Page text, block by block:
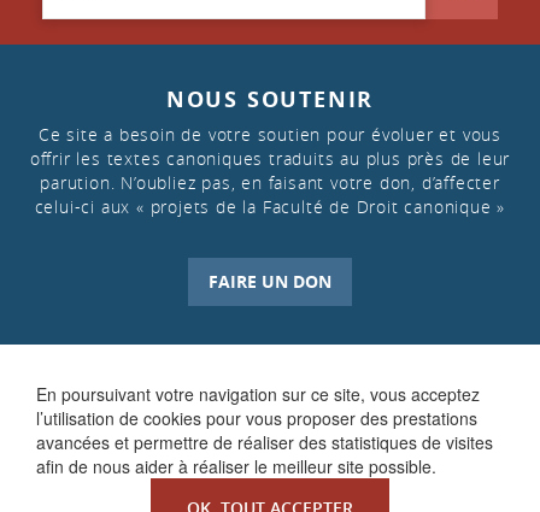
En poursuivant votre navigation sur ce site, vous acceptez
l’utilisation de cookies pour vous proposer des prestations
avancées et permettre de réaliser des statistiques de visites
afin de nous aider à réaliser le meilleur site possible.
NOUS SOUTENIR
Ce site a besoin de votre soutien pour évoluer et vous
offrir les textes canoniques traduits au plus près de leur
parution. N’oubliez pas, en faisant votre don, d’affecter
celui-ci aux « projets de la Faculté de Droit canonique »
FAIRE UN DON